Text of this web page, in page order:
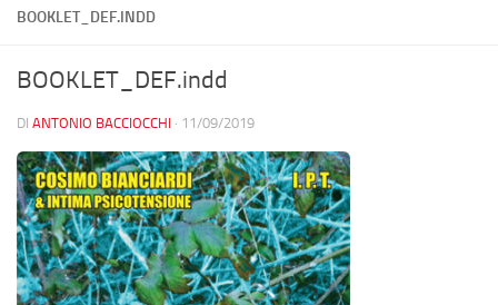
BOOKLET_DEF.INDD
BOOKLET_DEF.indd
DI ANTONIO BACCIOCCHI · 11/09/2019